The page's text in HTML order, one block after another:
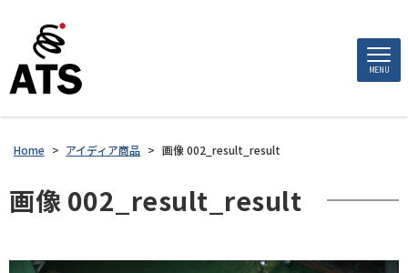
MENU
Home > アイディア商品 > 画像 002_result_result
画像 002_result_result